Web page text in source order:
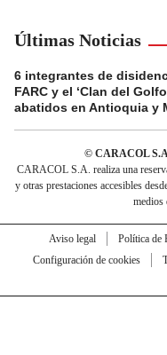
Últimas Noticias
6 integrantes de
FARC y el ‘Clan del
abatidos en Antioquia y
© CARACOL
CARACOL S.A. realiza una
y otras prestaciones accesibles
medios
Aviso legal Política de
Configuración de cookies